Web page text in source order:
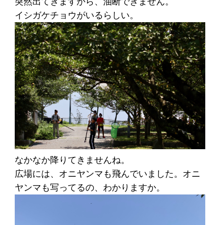
イシガケチョウがいるらしい。
なかなか降りてきませんね。
広場には、オニヤンマも飛んでいました。オニ
ヤンマも写ってるの、わかりますか。